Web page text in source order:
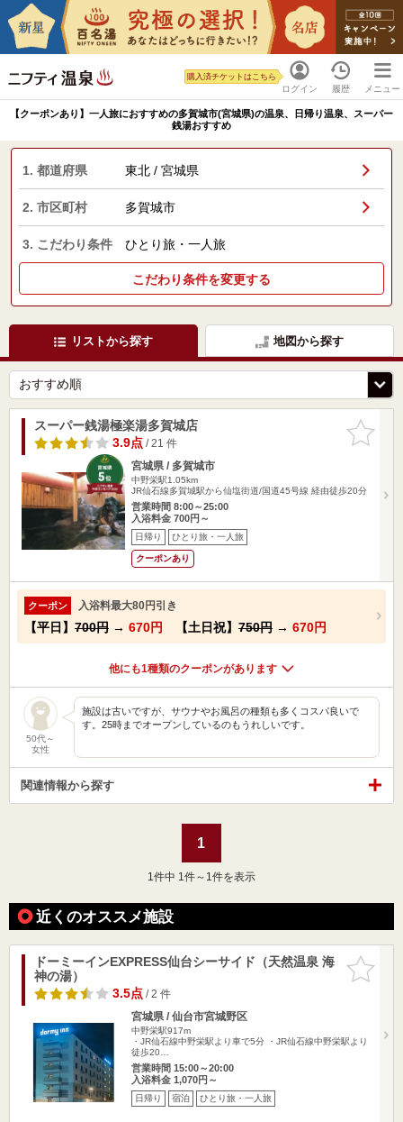
ログイン
購入済チケットはこちら
履歴 メニュー
【クーポンあり】一人旅におすすめの多賀城市(宮城県)の温泉、日帰り温泉、スーパー
銭湯おすすめ
1. 都道府県 東北 / 宮城県
2. 市区町村 多賀城市
3. こだわり条件 ひとり旅・一人旅
こだわり条件を変更する
リストから探す 地図から探す
お気に入
りに追加
スーパー銭湯極楽湯多賀城店
3.9点/ 21 件
宮城県 / 多賀城市
中野栄駅1.05km
JR仙石線多賀城駅から仙塩街道/国道45号線 経由徒歩20分
営業時間 8:00～25:00
入浴料金 700円～
日帰り ひとり旅・一人旅
クーポンあり
クーポン 入浴料最大80円引き
【平日】 700円 → 670円 【土日祝】 750円 → 670円
他にも1種類のクーポンがあります
50代～
女性
施設は古いですが、サウナやお風呂の種類も多くコスパ良いで
す。25時までオープンしているのもうれしいです。
関連情報から探す
1
1 件中 1件～1件を表示
近くのオススメ施設
お気に入
りに追加
ドーミーインEXPRESS仙台シーサイド（天然温泉 海
神の湯）
3.5点/ 2 件
宮城県 / 仙台市宮城野区
中野栄駅917m
・JR仙石線中野栄駅より車で5分 ・JR仙石線中野栄駅より
徒歩20…
営業時間 15:00～20:00
入浴料金 1,070円～
日帰り 宿泊 ひとり旅・一人旅